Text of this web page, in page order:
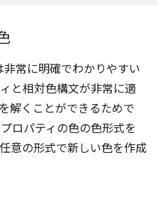
非常に明確でわかりやすい
と相対色構文が非常に適
解くことができるためで
ロパティの色の色形式を
意の形式で新しい色を作成